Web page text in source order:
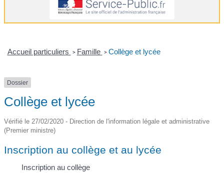
Accueil particuliers > Famille > Collège et lycée
Dossier
Collège et lycée
Vérifié le 27/02/2020 - Direction de l'information légale et administrative
(Premier ministre)
Inscription au collège et au lycée
Inscription au collège